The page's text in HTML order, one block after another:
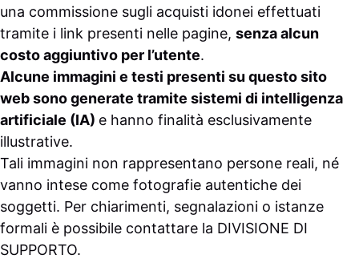
una commissione sugli acquisti idonei effettuati
tramite i link presenti nelle pagine, senza alcun
costo aggiuntivo per l’utente.
Alcune immagini e testi presenti su questo sito
web sono generate tramite sistemi di intelligenza
artificiale (IA) e hanno finalità esclusivamente
illustrative.
Tali immagini non rappresentano persone reali, né
vanno intese come fotografie autentiche dei
soggetti. Per chiarimenti, segnalazioni o istanze
formali è possibile contattare la DIVISIONE DI
SUPPORTO.